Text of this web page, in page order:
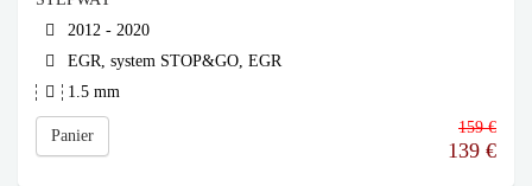
2012 - 2020
EGR, system STOP&GO, EGR
1.5 mm
Panier 159 €
139 €